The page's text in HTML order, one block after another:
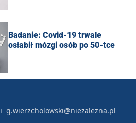
Badanie: Covid-19 trwale
osłabił mózgi osób po 50-tce
g.wierzcholowski@niezalezna.pl